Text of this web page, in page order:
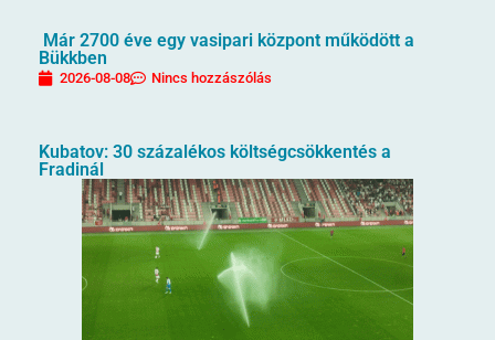
Már 2700 éve egy vasipari központ működött a
Bükkben
2026-08-08 Nincs hozzászólás
Kubatov: 30 százalékos költségcsökkentés a
Fradinál